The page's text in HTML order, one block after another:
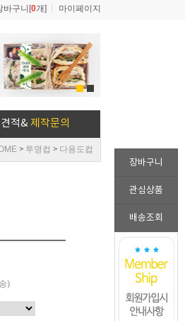
장바구니
관심상품
배송조회
바구니[0개] 마이페이지
견적&제작문의
> 투명컵 > 다용도컵
)